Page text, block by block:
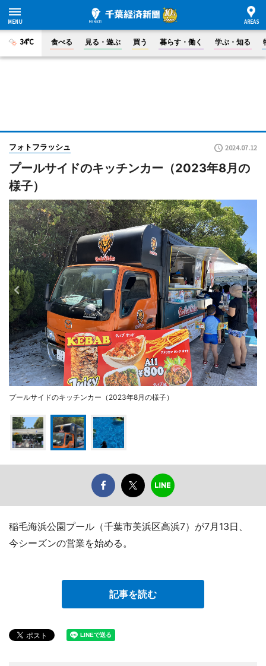
34°C 食べる 見る・遊ぶ 買う 暮らす・働く 学ぶ・知る
フォトフラッシュ 2024.07.12
プールサイドのキッチンカー（2023年8月の
様子）
プールサイドのキッチンカー（2023年8月の様子）
稲毛海浜公園プール（千葉市美浜区高浜7）が7月13日、
今シーズンの営業を始める。
記事を読む